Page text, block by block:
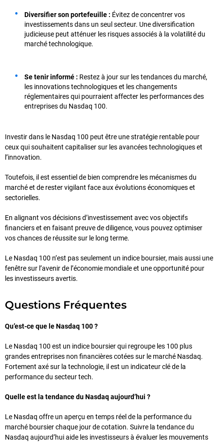
Diversifier son portefeuille : Évitez de concentrer vos
investissements dans un seul secteur. Une diversification
judicieuse peut atténuer les risques associés à la volatilité du
marché technologique.
Se tenir informé : Restez à jour sur les tendances du marché,
les innovations technologiques et les changements
réglementaires qui pourraient affecter les performances des
entreprises du Nasdaq 100.
Investir dans le Nasdaq 100 peut être une stratégie rentable pour
ceux qui souhaitent capitaliser sur les avancées technologiques et
l’innovation.
Toutefois, il est essentiel de bien comprendre les mécanismes du
marché et de rester vigilant face aux évolutions économiques et
sectorielles.
En alignant vos décisions d’investissement avec vos objectifs
financiers et en faisant preuve de diligence, vous pouvez optimiser
vos chances de réussite sur le long terme.
Le Nasdaq 100 n’est pas seulement un indice boursier, mais aussi une
fenêtre sur l’avenir de l’économie mondiale et une opportunité pour
les investisseurs avertis.
Questions Fréquentes
Qu’est-ce que le Nasdaq 100 ?
Le Nasdaq 100 est un indice boursier qui regroupe les 100 plus
grandes entreprises non financières cotées sur le marché Nasdaq.
Fortement axé sur la technologie, il est un indicateur clé de la
performance du secteur tech.
Quelle est la tendance du Nasdaq aujourd’hui ?
Le Nasdaq offre un aperçu en temps réel de la performance du
marché boursier chaque jour de cotation. Suivre la tendance du
Nasdaq aujourd’hui aide les investisseurs à évaluer les mouvements